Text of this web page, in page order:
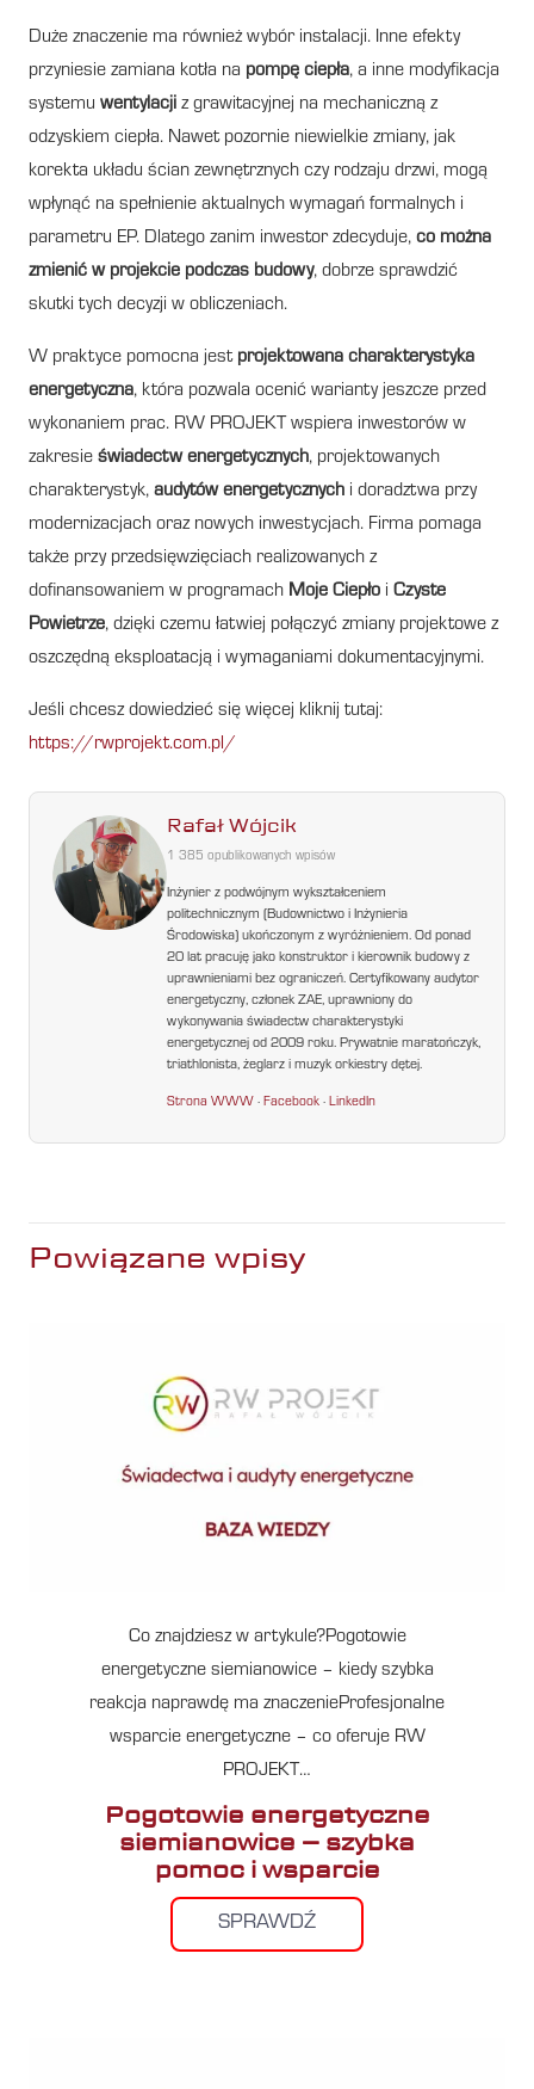
Duże znaczenie ma również wybór instalacji. Inne efekty
przyniesie zamiana kotła na pompę ciepła, a inne modyfikacja
systemu wentylacji z grawitacyjnej na mechaniczną z
odzyskiem ciepła. Nawet pozornie niewielkie zmiany, jak
korekta układu ścian zewnętrznych czy rodzaju drzwi, mogą
wpłynąć na spełnienie aktualnych wymagań formalnych i
parametru EP. Dlatego zanim inwestor zdecyduje, co można
zmienić w projekcie podczas budowy, dobrze sprawdzić
skutki tych decyzji w obliczeniach.
W praktyce pomocna jest projektowana charakterystyka
energetyczna, która pozwala ocenić warianty jeszcze przed
wykonaniem prac. RW PROJEKT wspiera inwestorów w
zakresie świadectw energetycznych, projektowanych
charakterystyk, audytów energetycznych i doradztwa przy
modernizacjach oraz nowych inwestycjach. Firma pomaga
także przy przedsięwzięciach realizowanych z
dofinansowaniem w programach Moje Ciepło i Czyste
Powietrze, dzięki czemu łatwiej połączyć zmiany projektowe z
oszczędną eksploatacją i wymaganiami dokumentacyjnymi.
Jeśli chcesz dowiedzieć się więcej kliknij tutaj:
https://rwprojekt.com.pl/
Rafał Wójcik
1 385 opublikowanych wpisów
Inżynier z podwójnym wykształceniem
politechnicznym (Budownictwo i Inżynieria
Środowiska) ukończonym z wyróżnieniem. Od ponad
20 lat pracuję jako konstruktor i kierownik budowy z
uprawnieniami bez ograniczeń. Certyfikowany audytor
energetyczny, członek ZAE, uprawniony do
wykonywania świadectw charakterystyki
energetycznej od 2009 roku. Prywatnie maratończyk,
triathlonista, żeglarz i muzyk orkiestry dętej.
Strona WWW ·Facebook ·LinkedIn
Powiązane wpisy
Co znajdziesz w artykule?Pogotowie
energetyczne siemianowice – kiedy szybka
reakcja naprawdę ma znaczenieProfesjonalne
wsparcie energetyczne – co oferuje RW
PROJEKT…
Pogotowie energetyczne
siemianowice – szybka
pomoc i wsparcie
SPRAWDŹ